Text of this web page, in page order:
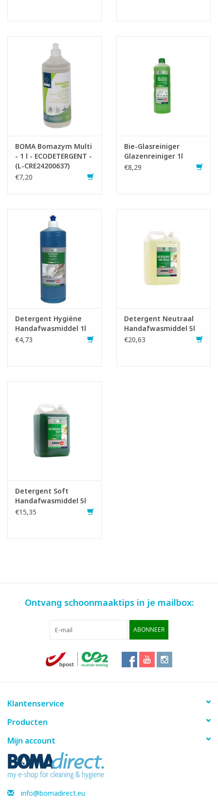
BOMA Bomazym Multi
- 1 l - ECODETERGENT -
(L-CRE24200637)
€7,20
Bie-Glasreiniger
Glazenreiniger 1l
€8,29
Detergent Hygiëne
Handafwasmiddel 1l
€4,73
Detergent Neutraal
Handafwasmiddel 5l
€20,63
Detergent Soft
Handafwasmiddel 5l
€15,35
Ontvang schoonmaaktips in je mailbox:
ABONNEER
Klantenservice
Producten
Mijn account
info@bomadirect.eu